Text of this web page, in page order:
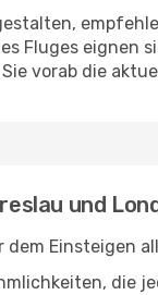
Fluges eignen
vorab die
und
dem
die